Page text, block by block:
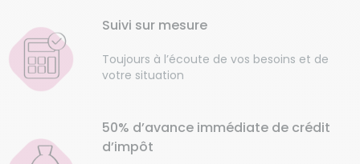
Suivi sur mesure
Toujours à l’écoute de vos besoins et de
votre situation
50% d’avance immédiate de crédit
d’impôt